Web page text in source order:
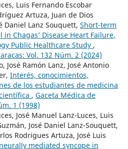
Luis Fernando Escobar
Artuza, Juan de Dios
Daniel Lanz Souquett, Short-term
Chagas’ Disease Heart Failure,
Public Healthcare Study ,
Vol. 132 Núm. 2 (2024)
José Ramón Lanz, José Antonio
Interés, conocimientos,
de los estudiantes de medicina
, Gaceta Médica de
1 (1998)
José Manuel Lanz-Luces, Luis
José Daniel Lanz-Souquett,
Rodrigues Artuza, José Luis
mediated syncope in